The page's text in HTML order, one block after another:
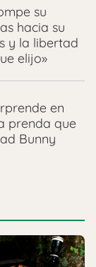
su
hacia su
y la libertad
elijo»
en
prenda que
Bunny